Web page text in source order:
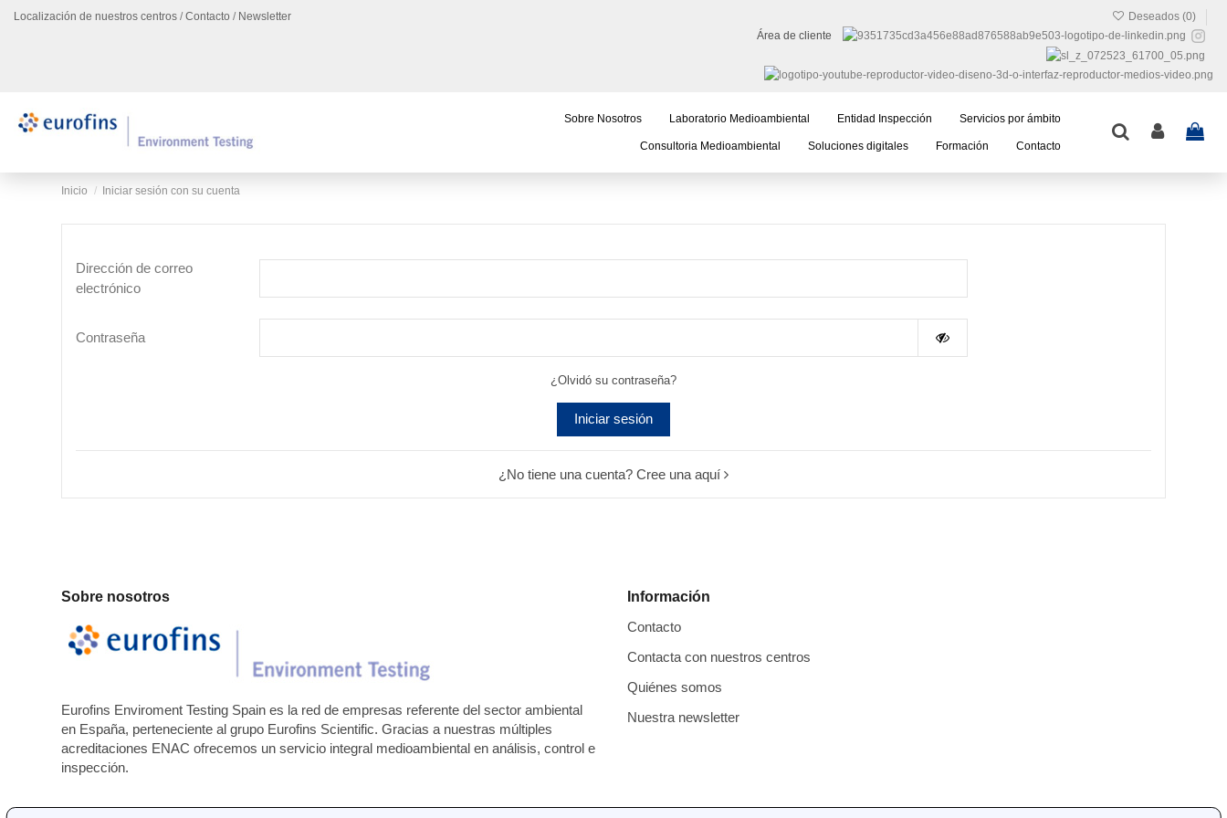
Localización de nuestros centros / Contacto / Newsletter Deseados (0)
Área de cliente
Sobre Nosotros Laboratorio Medioambiental Entidad Inspección Servicios por ámbito
Consultoria Medioambiental Soluciones digitales Formación Contacto
Inicio Iniciar sesión con su cuenta
Dirección de correo
electrónico
Contraseña
¿Olvidó su contraseña?
Iniciar sesión
¿No tiene una cuenta? Cree una aquí
Sobre nosotros
Eurofins Enviroment Testing Spain es la red de empresas referente del sector ambiental
en España, perteneciente al grupo Eurofins Scientific. Gracias a nuestras múltiples
acreditaciones ENAC ofrecemos un servicio integral medioambiental en análisis, control e
inspección.
Información
Contacto
Contacta con nuestros centros
Quiénes somos
Nuestra newsletter